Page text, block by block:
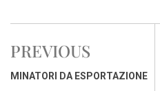
c
b
o
a
s
A
n
d
r
d
a
PREVIOUS
MINATORI DA ESPORTAZIONE